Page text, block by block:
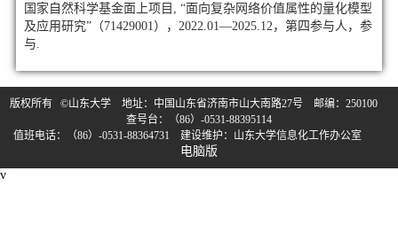
国家自然科学基金面上项目, “面向复杂网络价值属性的量化模型
及应用研究”（71429001），2022.01—2025.12，第四参与人，参
与.
版权所有 ©山东大学 地址：中国山东省济南市山大南路27号 邮编：250100
查号台：（86）-0531-88395114
值班电话：（86）-0531-88364731 建设维护：山东大学信息化工作办公室
电脑版
v